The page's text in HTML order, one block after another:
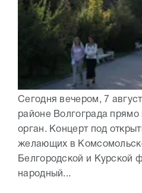
Сегодня вечером, 7
районе Волгограда прямо
орган. Концерт под
желающих в
Белгородской и Курской
народный...